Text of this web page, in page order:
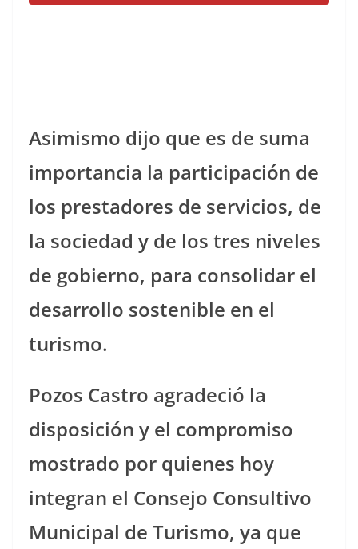
Asimismo dijo que es de suma
importancia la participación de
los prestadores de servicios, de
la sociedad y de los tres niveles
de gobierno, para consolidar el
desarrollo sostenible en el
turismo.
Pozos Castro agradeció la
disposición y el compromiso
mostrado por quienes hoy
integran el Consejo Consultivo
Municipal de Turismo, ya que